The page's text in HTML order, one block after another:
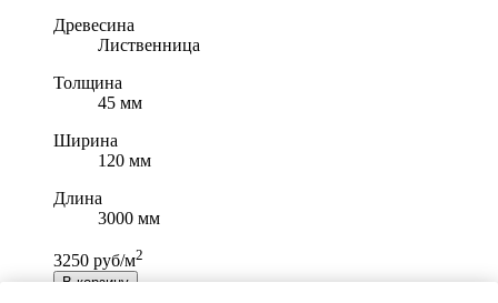
Древесина
Лиственница
Толщина
45 мм
Ширина
120 мм
Длина
3000 мм
3250 руб/м2
В корзину